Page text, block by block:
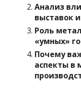
Анализ
выставок
Роль
«умных»
Почему
аспекты в